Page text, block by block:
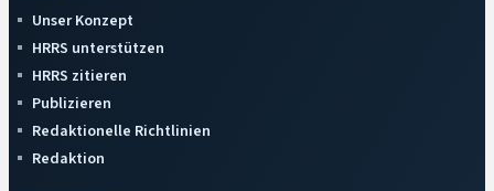
Unser Konzept
HRRS unterstützen
HRRS zitieren
Publizieren
Redaktionelle Richtlinien
Redaktion